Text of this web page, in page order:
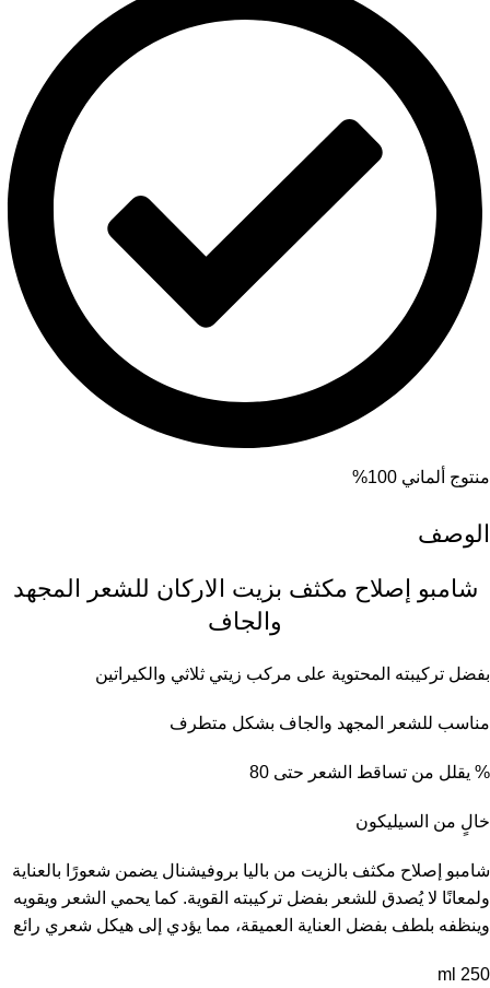
منتوج ألماني 100%
الوصف
شامبو إصلاح مكثف بزيت الاركان للشعر المجهد
والجاف
بفضل تركيبته المحتوية على مركب زيتي ثلاثي والكيراتين
مناسب للشعر المجهد والجاف بشكل متطرف
% يقلل من تساقط الشعر حتى 80
خالٍ من السيليكون
شامبو إصلاح مكثف بالزيت من باليا بروفيشنال يضمن شعورًا بالعناية
ولمعانًا لا يُصدق للشعر بفضل تركيبته القوية. كما يحمي الشعر ويقويه
وينظفه بلطف بفضل العناية العميقة، مما يؤدي إلى هيكل شعري رائع
250 ml